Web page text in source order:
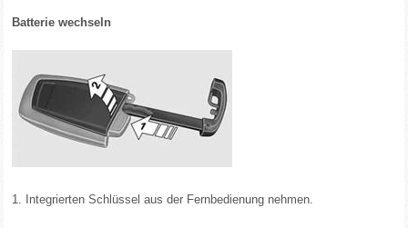
Batterie wechseln
1. Integrierten Schlüssel aus der Fernbedienung nehmen.